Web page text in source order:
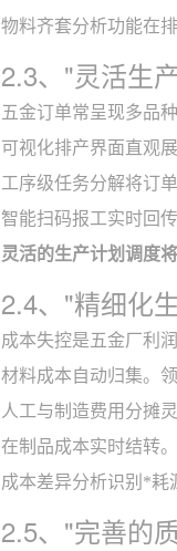
物料齐套分析功能在
2.3、"灵活生
五金订单常呈现多品
可视化排产界面直观
工序级任务分解将订
智能扫码报工实时回
灵活的生产计划调度
2.4、"精细化
成本失控是五金厂利
材料成本自动归集。
人工与制造费用分摊
在制品成本实时结转
成本差异分析识别*耗
2.5、"完善的